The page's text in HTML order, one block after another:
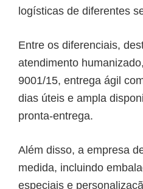
logísticas de diferentes
Entre os diferenciais,
atendimento
9001/15, entrega ágil
dias úteis e ampla
pronta-entrega.
Além disso, a empresa
medida, incluindo
especiais e